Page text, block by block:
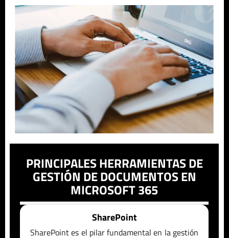
PRINCIPALES HERRAMIENTAS DE
GESTIÓN DE DOCUMENTOS EN
MICROSOFT 365
SharePoint
SharePoint es el pilar fundamental en la gestión